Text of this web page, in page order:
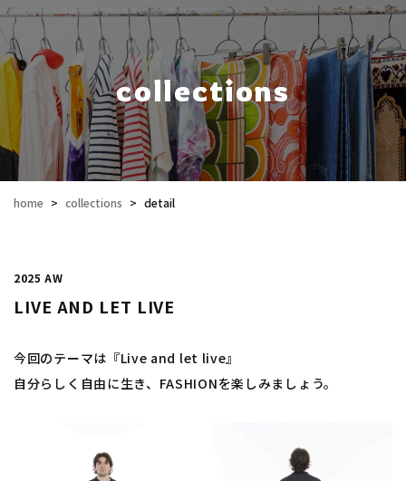
collections
home > collections > detail
2025 AW
LIVE AND LET LIVE
今回のテーマは『Live and let live』
自分らしく自由に生き、FASHIONを楽しみましょう。